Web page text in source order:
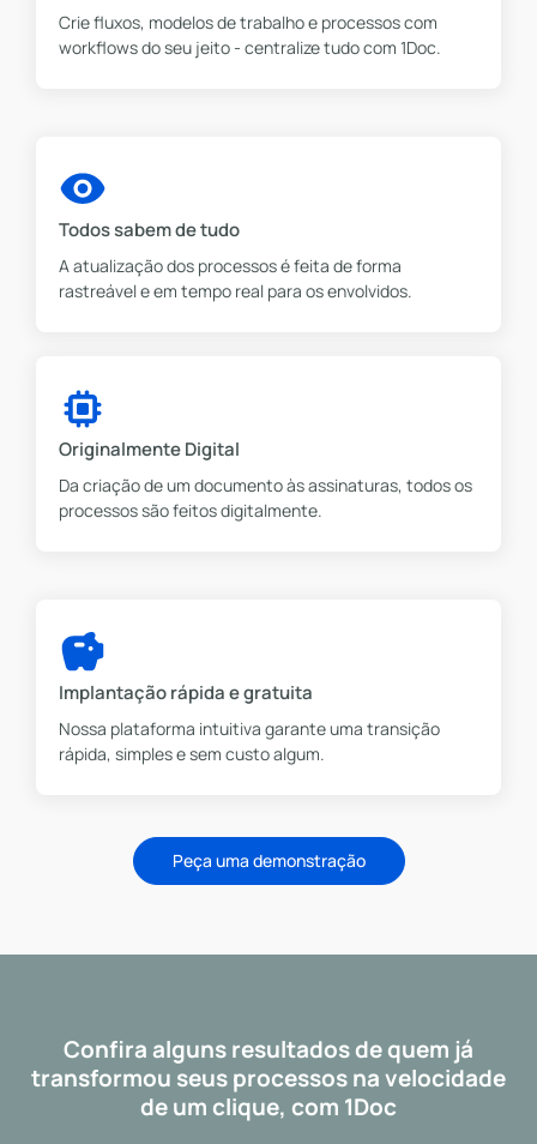
Crie fluxos, modelos de trabalho e processos com
workflows do seu jeito - centralize tudo com 1Doc.
Todos sabem de tudo
A atualização dos processos é feita de forma
rastreável e em tempo real para os envolvidos.
Originalmente Digital
Da criação de um documento às assinaturas, todos os
processos são feitos digitalmente.
Implantação rápida e gratuita
Nossa plataforma intuitiva garante uma transição
rápida, simples e sem custo algum.
Peça uma demonstração
Confira alguns resultados de quem já
transformou seus processos na velocidade
de um clique, com 1Doc